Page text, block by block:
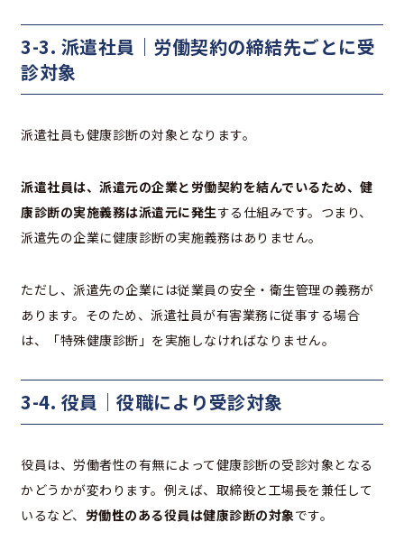
3-3. 派遣社員｜労働契約の締結先ごとに受
診対象
派遣社員も健康診断の対象となります。
派遣社員は、派遣元の企業と労働契約を結んでいるため、健
康診断の実施義務は派遣元に発生する仕組みです。つまり、
派遣先の企業に健康診断の実施義務はありません。
ただし、派遣先の企業には従業員の安全・衛生管理の義務が
あります。そのため、派遣社員が有害業務に従事する場合
は、「特殊健康診断」を実施しなければなりません。
3-4. 役員｜役職により受診対象
役員は、労働者性の有無によって健康診断の受診対象となる
かどうかが変わります。例えば、取締役と工場長を兼任して
いるなど、 労働性のある役員は健康診断の対象です。